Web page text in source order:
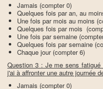
Jamais (compter 0)
Quelques fois par an, au
Une fois par mois au moins
Quelques fois par mois
Une fois par semaine
Quelques fois par semaine
Chaque jour (compter 6)
Question 3 : Je me sens
j'ai à affronter une autre journée
Jamais (compter 0)